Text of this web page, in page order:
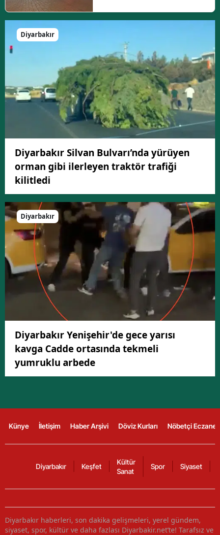
Diyarbakır
Diyarbakır Silvan Bulvarı’nda yürüyen
orman gibi ilerleyen traktör trafiği
kilitledi
Diyarbakır
Diyarbakır Yenişehir'de gece yarısı
kavga Cadde ortasında tekmeli
yumruklu arbede
Künye İletişim Haber Arşivi Döviz Kurları Nöbetçi
Diyarbakır Keşfet
Kültür
Sanat
Spor Siyaset
Diyarbakır haberleri, son dakika gelişmeleri, yerel gündem,
siyaset, spor, kültür ve daha fazlası Diyarbakir.net’te! Tarafsız ve